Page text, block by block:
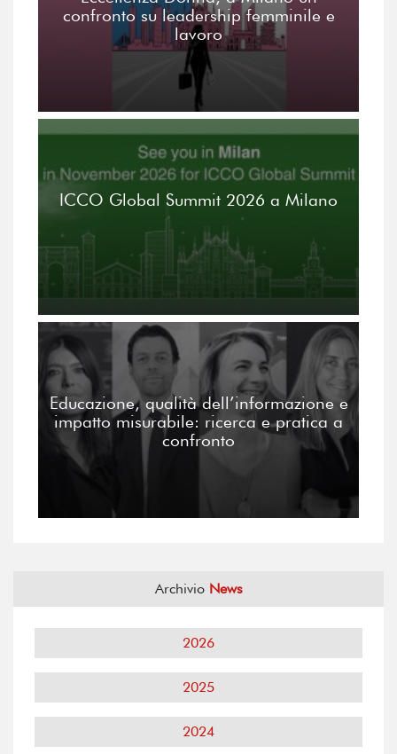
confronto su leadership femminile e
lavoro
ICCO Global Summit 2026 a Milano
Educazione, qualità dell’informazione e
impatto misurabile: ricerca e pratica a
confronto
Archivio News
2026
2025
2024